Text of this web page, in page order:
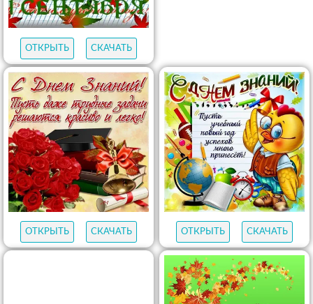
ОТКРЫТЬ СКАЧАТЬ
ОТКРЫТЬ СКАЧАТЬ ОТКРЫТЬ СКАЧАТЬ